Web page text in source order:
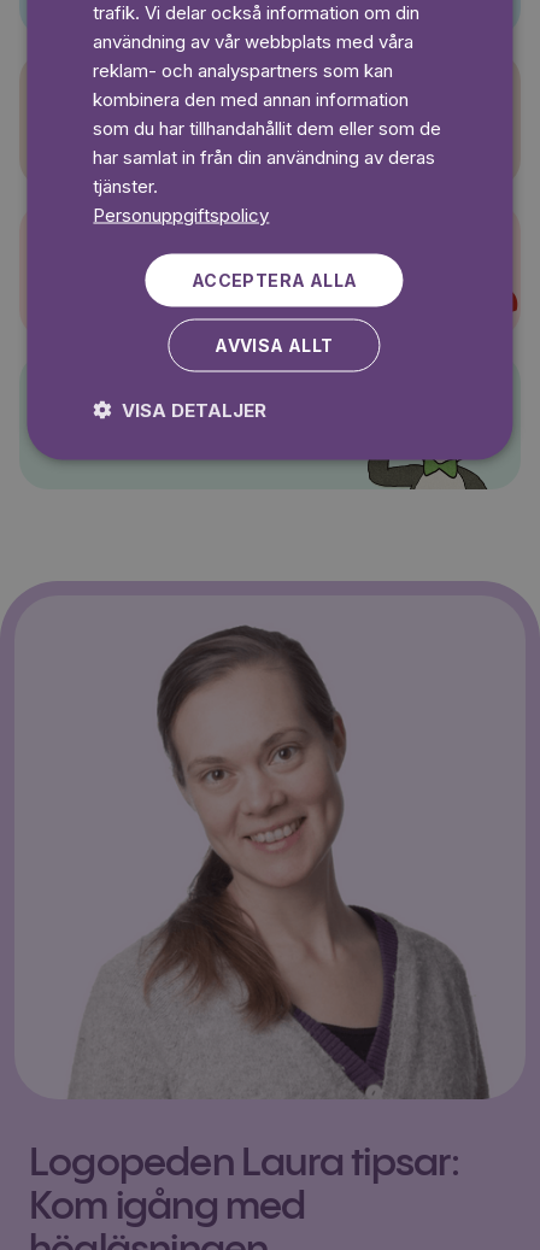
Sagasagor
Super-Charlie
Pelle Svanslös
Logopeden Laura tipsar:
Kom igång med
trafik. Vi delar också information om din
användning av vår webbplats med våra
reklam- och analyspartners som kan
kombinera den med annan information
som du har tillhandahållit dem eller som de
har samlat in från din användning av deras
tjänster.
Personuppgiftspolicy
ACCEPTERA ALLA
AVVISA ALLT
VISA DETALJER